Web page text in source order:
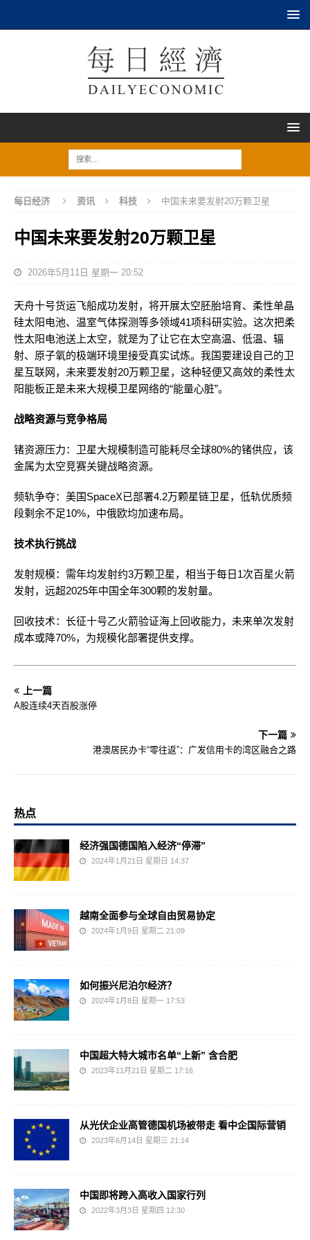
每日经济 资讯 科技 中国未来要发射20万颗卫星
中国未来要发射20万颗卫星
2026年5月11日 星期一 20:52
天舟十号货运飞船成功发射，将开展‌太空胚胎培育、柔性单晶
硅太阳电池、温室气体探测‌等多领域41项科研实验。这次把柔
性太阳电池送上太空，就是为了让它在太空高温、低温、辐
射、原子氧的极端环境里接受真实试炼。我国要建设自己的卫
星互联网，未来要发射20万颗卫星，这种轻便又高效的柔性太
阳能板正是未来大规模卫星网络的“能量心脏”。‌‌
战略资源与竞争格局
‌锗资源压力‌：卫星大规模制造可能耗尽全球80%的锗供应，该
金属为太空竞赛关键战略资源。‌‌
‌频轨争夺‌：美国SpaceX已部署4.2万颗星链卫星，低轨优质频
段剩余不足10%，中俄欧均加速布局。‌‌
技术执行挑战
‌发射规模‌：需年均发射约3万颗卫星，相当于每日1次百星火箭
发射，远超2025年中国全年300颗的发射量。‌‌
‌回收技术‌：长征十号乙火箭验证海上回收能力，未来单次发射
成本或降70%，为规模化部署提供支撑。‌‌
上一篇
A股连续4天百股涨停
下一篇
港澳居民办卡“零往返”：广发信用卡的湾区融合之路
热点
经济强国德国陷入经济“停滞”
2024年1月21日 星期日 14:37
越南全面参与全球自由贸易协定
2024年1月9日 星期二 21:09
如何振兴尼泊尔经济？
2024年1月8日 星期一 17:53
中国超大特大城市名单“上新” 含合肥
2023年11月21日 星期二 17:16
从光伏企业高管德国机场被带走 看中企国际营销
2023年6月14日 星期三 21:14
中国即将跨入高收入国家行列
2022年3月3日 星期四 12:30